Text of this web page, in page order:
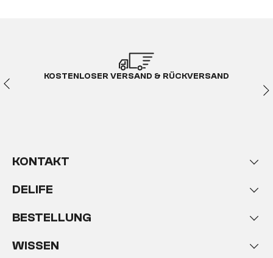
KOSTENLOSER VERSAND & RÜCKVERSAND
KONTAKT
DELIFE
BESTELLUNG
WISSEN